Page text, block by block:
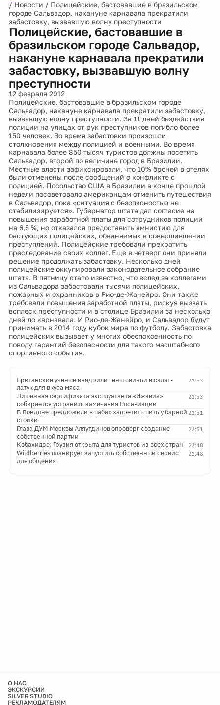
/ Новости / Полицейские, бастовавшие в бразильском
городе Сальвадор, накануне карнавала прекратили
забастовку, вызвавшую волну преступности
Полицейские, бастовавшие в
бразильском городе Сальвадор,
накануне карнавала прекратили
забастовку, вызвавшую волну
преступности
12 февраля 2012
Полицейские, бастовавшие в бразильском городе
Сальвадор, накануне карнавала прекратили забастовку,
вызвавшую волну преступности. За 11 дней бездействия
полиции на улицах от рук преступников погибло более
150 человек. Во время забастовки произошли
столкновения между полицией и военными. Во время
карнавала более 850 тысяч туристов должны посетить
Сальвадор, второй по величине город в Бразилии.
Местные власти зафиксировали, что 10% броней в отелях
были отменены после сообщений о конфликте с
полицией. Посольство США в Бразилии в конце прошлой
недели посоветовало американцам отменить путешествия
в Сальвадор, пока «ситуация с безопасностью не
стабилизируется». Губернатор штата дал согласие на
повышения заработной платы для сотрудников полиции
на 6,5 %, но отказался предоставить амнистию для
бастующих полицейских, обвиняемых в совершившении
преступлений. Полицейские требовали прекратить
преследование своих коллег. Еще в четверг они приняли
решение продолжать забастовку. Несколько дней
полицейские оккупировали законодательное собрание
штата. В пятницу стало известно, что вслед за коллегами
из Сальвадора забастовали тысячи полицейских,
пожарных и охранников в Рио-де-Жанейро. Они также
требовали повышения заработной платы, рискуя вызвать
всплеск преступности и в столице Бразилии за несколько
дней до карнавала. И Рио-де-Жанейро, и Сальвадор будут
принимать в 2014 году кубок мира по футболу. Забастовка
полицейских вызывает у многих обеспокоенность по
поводу гарантий безопасности для такого масштабного
спортивного события.
22:53
Британские ученые внедрили гены свиньи в салат-
латук для вкуса мяса
22:53
Лишенная сертификата эксплуатанта «Ижавиа»
собирается устранить замечания Росавиации
22:51
В Лондоне предложили в пабах запретить пить у барной
стойки
22:51
Глава ДУМ Москвы Аляутдинов опроверг создание
собственной партии
22:48
Кобахидзе: Грузия открыта для туристов из всех стран
22:48
Wildberries планирует запустить собственный сервис
для общения
О НАС
ЭКСКУРСИИ
SILVER STUDIO
РЕКЛАМОДАТЕЛЯМ